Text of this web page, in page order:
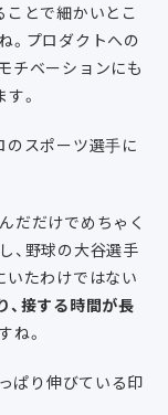
ことで細かいとこ
。プロダクトへの
チベーションにも
。
のスポーツ選手に
だだけでめちゃく
、野球の大谷選手
いたわけではない
、接する時間が長
ね。
ぱり伸びている印